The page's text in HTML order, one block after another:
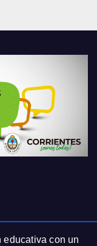
educativa con un